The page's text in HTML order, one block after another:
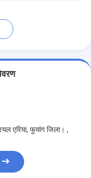
एरिया, फुयांग जिला। ,